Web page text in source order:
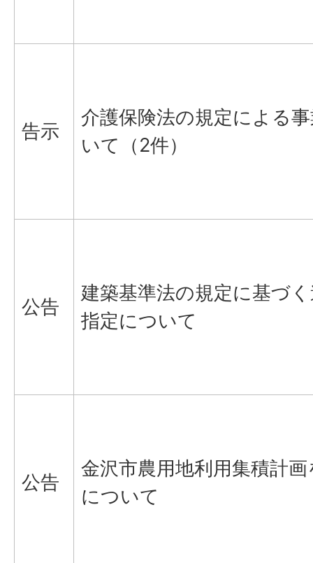
告示
介護保険法の規定による
いて（2件）
公告
建築基準法の規定に基づ
指定について
公告
金沢市農用地利用集積計
について